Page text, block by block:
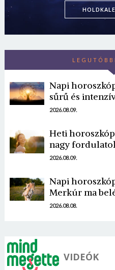
Napi
sűrű és
2026.08.09.
Heti horoszkóp
nagy
2026.08.09.
Napi
Merkúr ma
2026.08.08.
VIDEÓK
Borsonline
E-mail cím vagy